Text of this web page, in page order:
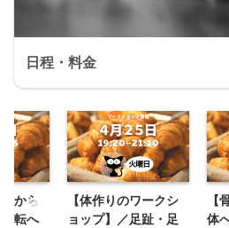
日程・料金
から
転へ
【体作りのワークシ
ョップ】／足趾・足
【
体